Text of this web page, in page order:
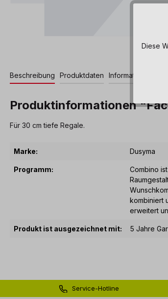
Beschreibung Produktdaten Informationen
Produktinformationen
Für 30 cm tiefe Regale.
Marke: Dusyma
Programm:
Combino
kombiniert
erweitert
Produkt ist ausgezeichnet mit: 5 Jahre
Service-Hotline
Diese